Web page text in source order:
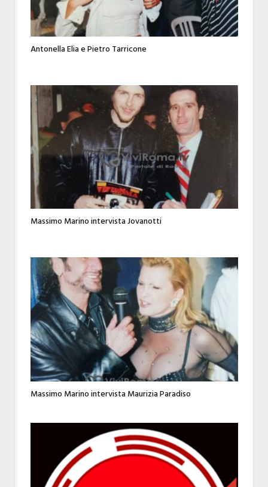
Antonella Elia e Pietro Tarricone
Massimo Marino intervista Jovanotti
Massimo Marino intervista Maurizia Paradiso